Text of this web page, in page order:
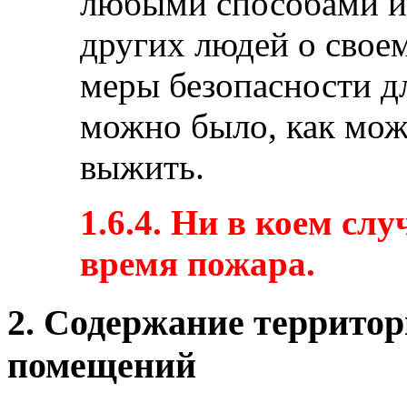
других людей о
меры безопасности
можно было, как
выжить.
1.6.4. Ни в коем
время пожара.
2. Содержание
помещений